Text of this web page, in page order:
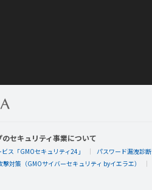
セキュリティ事業について
ス「GMOセキュリティ24」 パスワード漏洩診断
撃対策（GMOサイバーセキュリティ byイエラエ）